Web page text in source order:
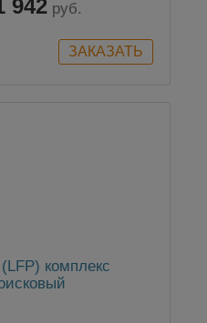
942 руб.
комплекс